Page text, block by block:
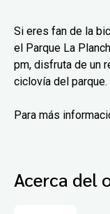
Si eres fan de la
el Parque La
pm, disfruta de un
ciclovía del parque.
Para más
Acerca del